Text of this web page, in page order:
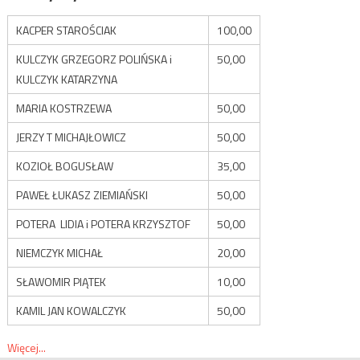
KACPER STAROŚCIAK
100,00
KULCZYK GRZEGORZ POLIŃSKA i
KULCZYK KATARZYNA
50,00
MARIA KOSTRZEWA
50,00
JERZY T MICHAJŁOWICZ
50,00
KOZIOŁ BOGUSŁAW
35,00
PAWEŁ ŁUKASZ ZIEMIAŃSKI
50,00
POTERA LIDIA i POTERA KRZYSZTOF
50,00
NIEMCZYK MICHAŁ
20,00
SŁAWOMIR PIĄTEK
10,00
KAMIL JAN KOWALCZYK
50,00
Więcej...